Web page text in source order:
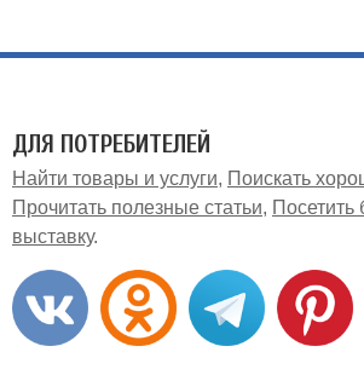
ДЛЯ ПОТРЕБИТЕЛЕЙ
Найти товары и услуги
Поискать
Прочитать полезные статьи
выставку